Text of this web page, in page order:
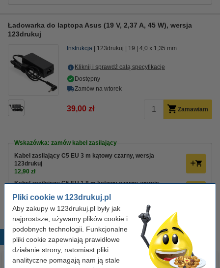
Pliki cookie w 123drukuj.pl
Aby zakupy w 123drukuj.pl były jak
najprostsze, używamy plików cookie i
podobnych technologii. Funkcjonalne
pliki cookie zapewniają prawidłowe
działanie strony, natomiast pliki
analityczne pomagają nam ją stale
Ładowarka do laptopa Asus (19 V, 2,37 A, 45 W), wersja
123drukuj
Instrukcja 123drukuj 19 4,0 x 1,35 mm
Kliknij i sprawdź całą specyfikacje
Dostępny
Zamów na wtorek
39,00 zł Zamawiam
Wskazówka: zamów kabel zasilający
Kabel zasilający C5 EU 3 m kątowy czarny, wersja
123drukuj
12,90 zł
Kabel zasilający C5 EU 1,8 m kątowy czarny, wersja
8,90 zł
Popularne produkty